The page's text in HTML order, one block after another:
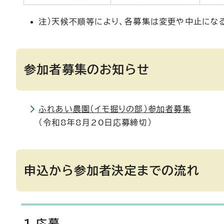
注）天候不順等により、各募集は変更や中止にな
参加者募集のお知らせ
ふれあい農園（イモ掘りの部）参加者募集
（令和8年8月20日応募締切）
申込から参加者決定までの流れ